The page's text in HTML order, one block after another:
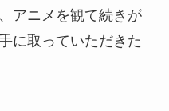
アニメを観て続きが
に取っていただきた